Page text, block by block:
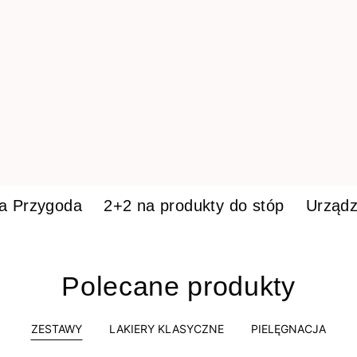
Przygoda 2+2 na produkty do stóp
Polecane produkty
ZESTAWY LAKIERY KLASYCZNE PIELĘGNACJA